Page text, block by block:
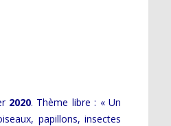
2020. Thème libre : « Un
papillons, insectes